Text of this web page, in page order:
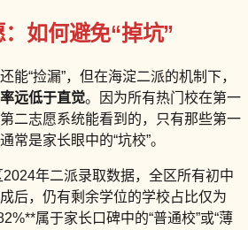
如何避免“掉坑”
能“捡漏”，但在海淀二派的机制下，
远低于直觉。因为所有热门校在第一
二志愿系统能看到的，只有那些第一
是家长眼中的“坑校”。
年二派录取数据，全区所有初中
后，仍有剩余学位的学校占比仅为
属于家长口碑中的“普通校”或“薄